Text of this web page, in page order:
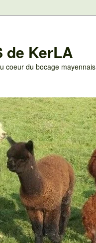
de KerLA
coeur du bocage mayennais